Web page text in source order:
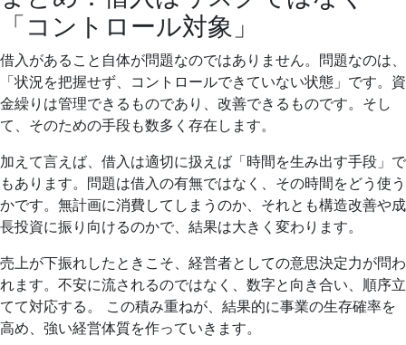
「コントロール対象」
借入があること自体が問題なのではありません。問題なのは、
「状況を把握せず、コントロールできていない状態」です。資
金繰りは管理できるものであり、改善できるものです。そし
て、そのための手段も数多く存在します。
加えて言えば、借入は適切に扱えば「時間を生み出す手段」で
もあります。問題は借入の有無ではなく、その時間をどう使う
かです。無計画に消費してしまうのか、それとも構造改善や成
長投資に振り向けるのかで、結果は大きく変わります。
売上が下振れしたときこそ、経営者としての意思決定力が問わ
れます。不安に流されるのではなく、数字と向き合い、順序立
てて対応する。 この積み重ねが、結果的に事業の生存確率を
高め、強い経営体質を作っていきます。